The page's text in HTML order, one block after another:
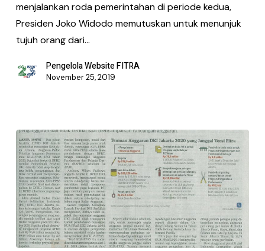
menjalankan roda pemerintahan di periode kedua,
Presiden Joko Widodo memutuskan untuk menunjuk
tujuh orang dari…
Pengelola Website FITRA
November 25, 2019